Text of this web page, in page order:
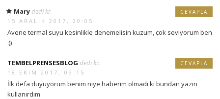
Mary dedi ki:
15 ARALIK 2017, 20:05
Avene termal suyu kesinlikle denemelisin kuzum, çok seviyorum ben
:))
CEVAPLA
TEMBELPRENSESBLOG dedi ki:
18 EKIM 2017, 03:15
İlk defa duyuyorum benim niye haberim olmadı ki bundan yazın
kullanırdım
CEVAPLA